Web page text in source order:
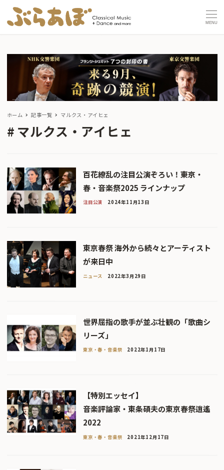
MENU
ホーム 記事一覧 マルクス・アイヒェ
マルクス・アイヒェ
百花繚乱の注目公演ぞろい！――東京・
春・音楽祭2025 ラインナップ
注目公演 2024年11月13日
東京春祭 海外から続々とアーティスト
が来日中
ニュース 2022年3月29日
世界屈指の歌手が並ぶ壮観の「歌曲シ
リーズ」
東京・春・音楽祭 2022年1月17日
【特別エッセイ】
音楽評論家・東条碩夫の東京春祭逍遙
2022
東京・春・音楽祭 2021年12月17日